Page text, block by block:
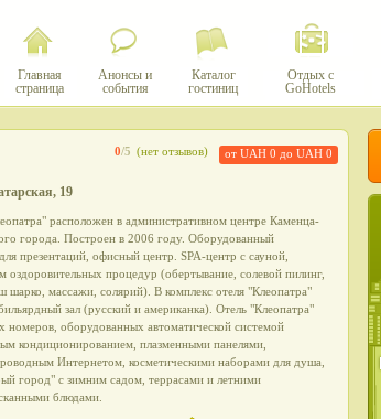
Главная
страница
Анонсы и
события
Каталог
гостиниц
Отдых с
GoHotels
0/5 (нет отзывов) от UAH 0 до UAH 0
19
расположен в административном центре Каменца-
города. Построен в 2006 году. Оборудованный
презентаций, офисный центр. SPA-центр с сауной,
оздоровительных процедур (обертывание, солевой пилинг,
шарко, массажи, солярий). В комплекс отеля "Клеопатра"
зал (русский и американка). Отель "Клеопатра"
номеров, оборудованных автоматической системой
кондиционированием, плазменными панелями,
Интернетом, косметическими наборами для душа,
город" с зимним садом, террасами и летними
блюдами.